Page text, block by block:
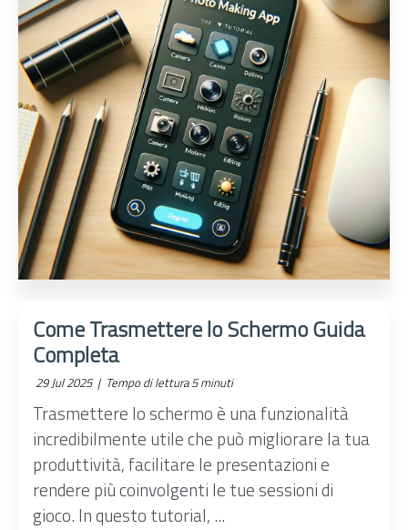
Come Trasmettere lo Schermo Guida
Completa
29 Jul 2025 | Tempo di lettura 5 minuti
Trasmettere lo schermo è una funzionalità
incredibilmente utile che può migliorare la tua
produttività, facilitare le presentazioni e
rendere più coinvolgenti le tue sessioni di
gioco. In questo tutorial, ...